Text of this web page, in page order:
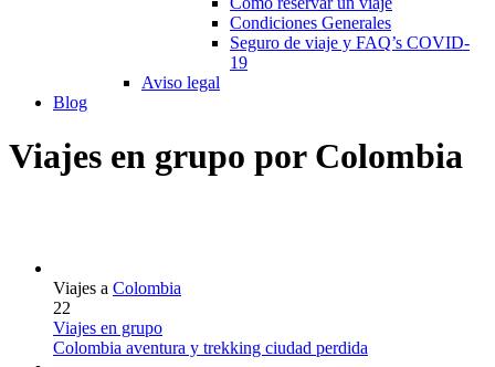
Condiciones Generales
Seguro de viaje y FAQ’s COVID-
19
Aviso legal
Blog
Viajes en grupo por Colombia
Viajes a Colombia
22
Viajes en grupo
Colombia aventura y trekking ciudad perdida